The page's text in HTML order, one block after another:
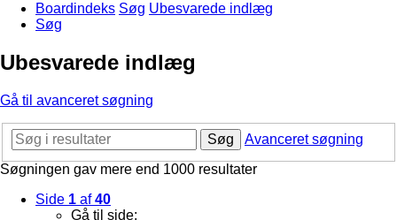
Boardindeks Søg Ubesvarede indlæg
Søg
Ubesvarede indlæg
Gå til avanceret søgning
Søg
Avanceret søgning
Søgningen gav mere end 1000 resultater
Side 1 af40
Gå til side: